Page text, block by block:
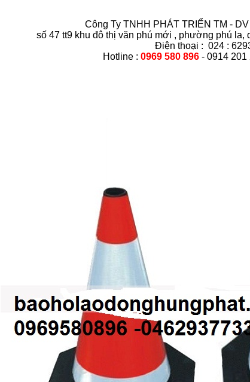
Công Ty TNHH PHÁT TRIỂN TM -
số 47 tt9 khu đô thị văn phú mới , phường phú
Điện thoại : 024 :
Hotline : 0969 580 896- 0914 201